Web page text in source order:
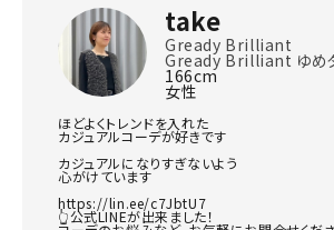
take
Gready Brilliant
Gready Brilliant ゆめ
166cm
女性
ほどよくトレンドを入れた
カジュアルコーデが好きです
カジュアルになりすぎないよう
心がけています
https://lin.ee/c7JbtU7
👆公式LINEが出来ました！